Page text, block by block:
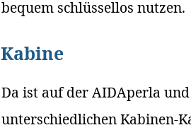
bequem schlüssellos nutzen.
Kabine
Da ist auf der AIDAperla
unterschiedlichen Kabinen-